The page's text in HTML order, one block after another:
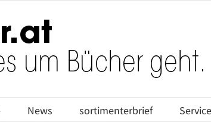
News sortimenterbrief Service